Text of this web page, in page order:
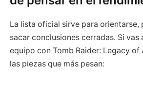
La lista oficial sirve para orientarse,
sacar conclusiones cerradas. Si vas
equipo con Tomb Raider: Legacy of
las piezas que más pesan: